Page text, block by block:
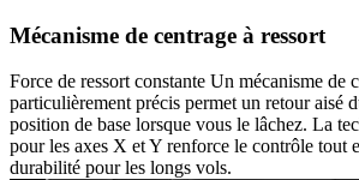
Mécanisme de centrage à ressort
Force de ressort constante Un mécanisme de
particulièrement précis permet un retour aisé
position de base lorsque vous le lâchez. La
pour les axes X et Y renforce le contrôle tout
durabilité pour les longs vols.